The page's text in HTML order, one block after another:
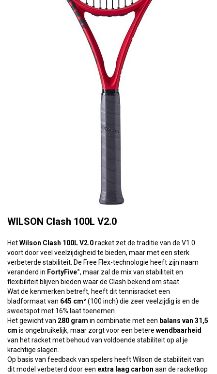
WILSON Clash 100L V2.0
HetWilson Clash 100L V2.0racket zet de traditie van de V1.0
voort door veel veelzijdigheid te bieden, maar met een sterk
verbeterde stabiliteit. De Free Flex-technologie heeft zijn naam
veranderd in FortyFive°, maar zal de mix van stabiliteit en
flexibiliteit blijven bieden waar de Clash bekend om staat.
Wat de kenmerken betreft, heeft dit tennisracket een
bladformaat van 645 cm²(100 inch) die zeer veelzijdig is en de
sweetspot met 16% laat toenemen.
Het gewicht van 280 gram in combinatie met een balans van 31,5
cm is ongebruikelijk, maar zorgt voor een betere wendbaarheid
van het racket met behoud van voldoende stabiliteit op al je
krachtige slagen.
Op basis van feedback van spelers heeft Wilson de stabiliteit van
dit model verbeterd door een extra laag carbon aan de racketkop